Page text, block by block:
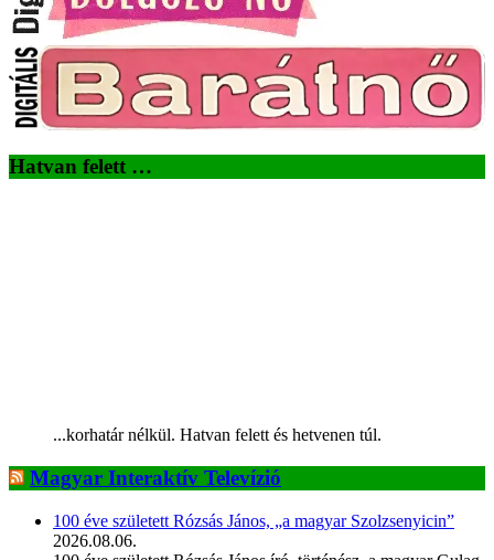
Hatvan felett …
...korhatár nélkül. Hatvan felett és hetvenen túl.
Magyar Interaktív Televízió
100 éve született Rózsás János, „a magyar Szolzsenyicin”
2026.08.06.